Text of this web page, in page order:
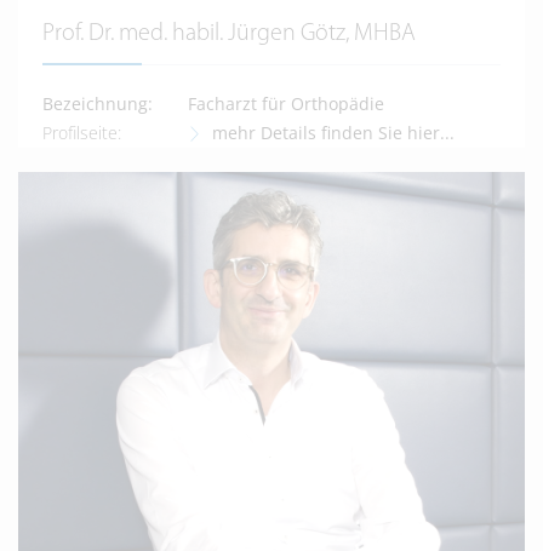
Prof. Dr. med. habil. Jürgen Götz, MHBA
Bezeichnung:
Facharzt für Orthopädie
Profilseite:
mehr Details finden Sie hier...